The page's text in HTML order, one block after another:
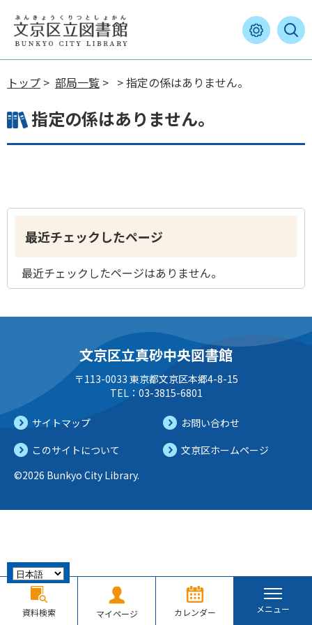
トップ > 部局一覧 > > 指定の係はありません。
指定の係はありません。
最近チェックしたページ
最近チェックしたページはありません。
文京区立真砂中央図書館
〒113-0033 東京都文京区本郷4-8-15
TEL：03-3815-6801
サイトマップ
お問い合わせ
このサイトについて
文京区ホームページ
©2026 Bunkyo City Library.
資料検索 マイページ カレンダー メニュー